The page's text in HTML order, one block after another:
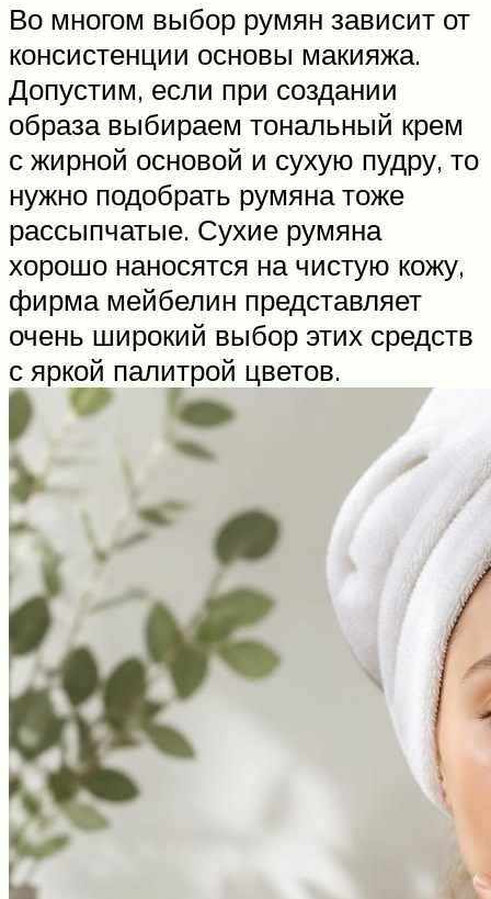
Во многом выбор румян зависит от
консистенции основы макияжа.
Допустим, если при создании
образа выбираем тональный крем
с жирной основой и сухую пудру, то
нужно подобрать румяна тоже
рассыпчатые. Сухие румяна
хорошо наносятся на чистую кожу,
фирма мейбелин представляет
очень широкий выбор этих средств
с яркой палитрой цветов.